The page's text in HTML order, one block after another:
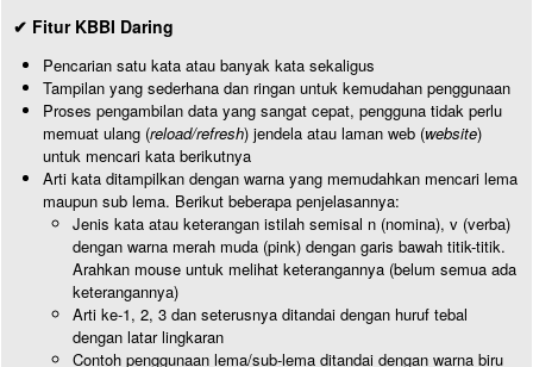
✔ Fitur KBBI Daring
Pencarian satu kata atau banyak kata sekaligus
Tampilan yang sederhana dan ringan untuk kemudahan penggunaan
Proses pengambilan data yang sangat cepat, pengguna tidak perlu
memuat ulang (reload/refresh) jendela atau laman web (website)
untuk mencari kata berikutnya
Arti kata ditampilkan dengan warna yang memudahkan mencari lema
maupun sub lema. Berikut beberapa penjelasannya:
Jenis kata atau keterangan istilah semisal n (nomina), v (verba)
dengan warna merah muda (pink) dengan garis bawah titik-titik.
Arahkan mouse untuk melihat keterangannya (belum semua ada
keterangannya)
Arti ke-1, 2, 3 dan seterusnya ditandai dengan huruf tebal
dengan latar lingkaran
Contoh penggunaan lema/sub-lema ditandai dengan warna biru